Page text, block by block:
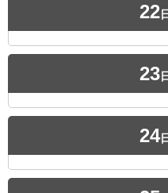
22日
23日
24日